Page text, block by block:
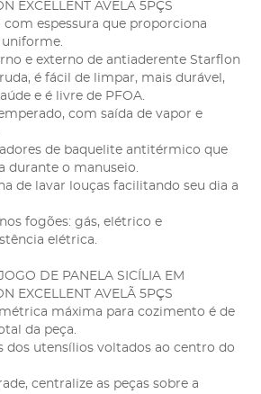
EXCELLENT AVELÃ 5PÇS
espessura que proporciona
e externo de antiaderente Starflon
é fácil de limpar, mais durável,
e é livre de PFOA.
com saída de vapor e
de baquelite antitérmico que
durante o manuseio.
de lavar louças facilitando seu dia a
fogões: gás, elétrico e
elétrica.
DE PANELA SICÍLIA EM
EXCELLENT AVELÃ 5PÇS
máxima para cozimento é de
da peça.
dos utensílios voltados ao centro do
centralize as peças sobre a